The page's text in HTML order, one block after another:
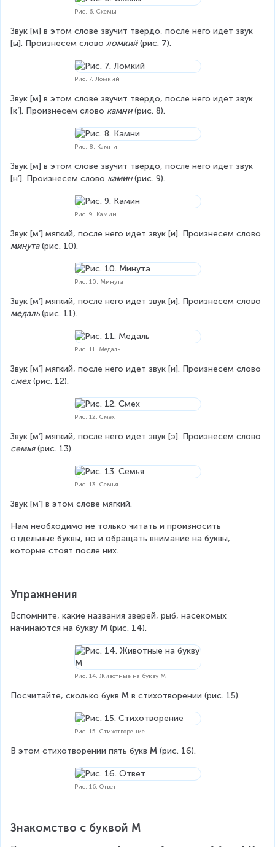
Рис. 6. Схемы
Звук [м] в этом слове звучит твердо, после него идет звук
[ы]. Произнесем слово ломкий (рис. 7).
Рис. 7. Ломкий
Звук [м] в этом слове звучит твердо, после него идет звук
[к’]. Произнесем слово камни (рис. 8).
Рис. 8. Камни
Звук [м] в этом слове звучит твердо, после него идет звук
[н’]. Произнесем слово камин (рис. 9).
Рис. 9. Камин
Звук [м’] мягкий, после него идет звук [и]. Произнесем слово
минута (рис. 10).
Рис. 10. Минута
Звук [м’] мягкий, после него идет звук [и]. Произнесем слово
медаль (рис. 11).
Рис. 11. Медаль
Звук [м’] мягкий, после него идет звук [и]. Произнесем слово
смех (рис. 12).
Рис. 12. Смех
Звук [м’] мягкий, после него идет звук [э]. Произнесем слово
семья (рис. 13).
Рис. 13. Семья
Звук [м’] в этом слове мягкий.
Нам необходимо не только читать и произносить
отдельные буквы, но и обращать внимание на буквы,
которые стоят после них.
Упражнения
Вспомните, какие названия зверей, рыб, насекомых
начинаются на букву М (рис. 14).
Рис. 14. Животные на букву М
Посчитайте, сколько букв М в стихотворении (рис. 15).
Рис. 15. Стихотворение
В этом стихотворении пять букв М (рис. 16).
Рис. 16. Ответ
Знакомство с буквой М